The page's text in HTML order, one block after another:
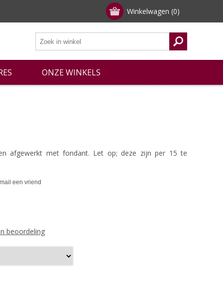
Winkelwagen (0)
ONZE WINKELS
afgewerkt met fondant. Let op; deze zijn per 15 te
beoordeling